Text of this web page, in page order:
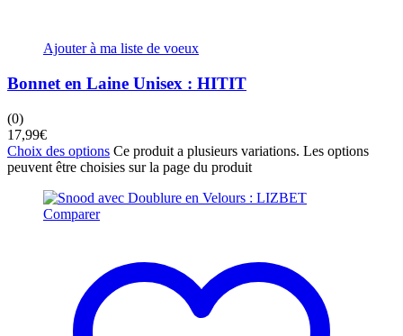
Ajouter à ma liste de voeux
Bonnet en Laine Unisex : HITIT
(0)
17,99€
Choix des options Ce produit a plusieurs variations. Les options
peuvent être choisies sur la page du produit
Comparer